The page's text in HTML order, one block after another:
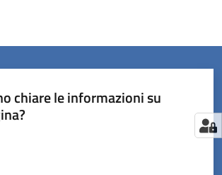
chiare le informazioni su